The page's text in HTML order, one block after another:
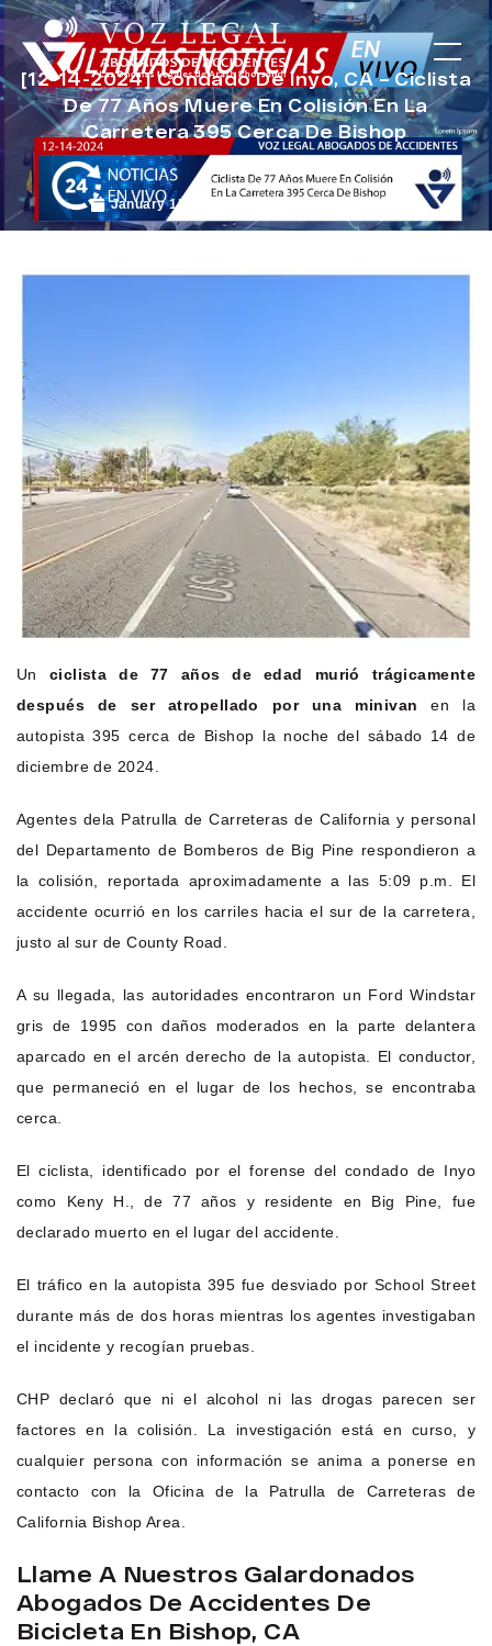
[12-14-2024] Condado De Inyo, CA – Ciclista
De 77 Años Muere En Colisión En La
Carretera 395 Cerca De Bishop
January 15, 2025
Un ciclista de 77 años de edad murió trágicamente
después de ser atropellado por una minivan en la
autopista 395 cerca de Bishop la noche del sábado 14 de
diciembre de 2024.
Agentes dela Patrulla de Carreteras de California y personal
del Departamento de Bomberos de Big Pine respondieron a
la colisión, reportada aproximadamente a las 5:09 p.m. El
accidente ocurrió en los carriles hacia el sur de la carretera,
justo al sur de County Road.
A su llegada, las autoridades encontraron un Ford Windstar
gris de 1995 con daños moderados en la parte delantera
aparcado en el arcén derecho de la autopista. El conductor,
que permaneció en el lugar de los hechos, se encontraba
cerca.
El ciclista, identificado por el forense del condado de Inyo
como Keny H., de 77 años y residente en Big Pine, fue
declarado muerto en el lugar del accidente.
El tráfico en la autopista 395 fue desviado por School Street
durante más de dos horas mientras los agentes investigaban
el incidente y recogían pruebas.
CHP declaró que ni el alcohol ni las drogas parecen ser
factores en la colisión. La investigación está en curso, y
cualquier persona con información se anima a ponerse en
contacto con la Oficina de la Patrulla de Carreteras de
California Bishop Area.
Llame A Nuestros Galardonados
Abogados De Accidentes De
Bicicleta En Bishop, CA